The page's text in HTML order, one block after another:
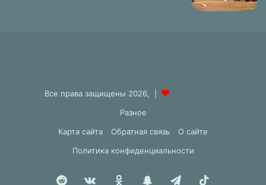
Все права защищены 2026, |
Разное
Карта сайта
Обратная связь
О сайте
Политика конфиденциальности
Reddit vk.comОдноклассники
SnapchatTelegram